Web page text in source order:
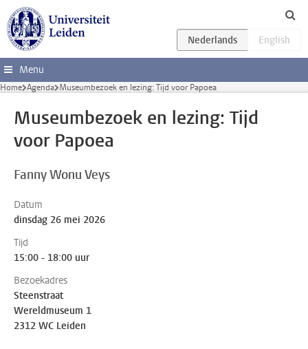
Ga direct naar de inhoud
Menu
Home Agenda Museumbezoek en lezing: Tijd voor Papoea
Museumbezoek en lezing: Tijd
voor Papoea
Fanny Wonu Veys
Datum
dinsdag 26 mei 2026
Tijd
15:00 - 18:00 uur
Bezoekadres
Steenstraat
Wereldmuseum 1
2312 WC Leiden